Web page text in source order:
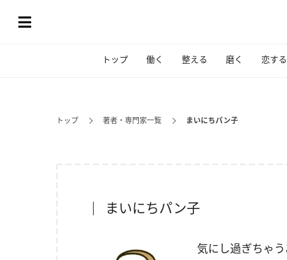
トップ 働く 整える 磨く 恋する
トップ 著者・専門家一覧 まいにちパン子
まいにちパン子
気にし過ぎちゃ